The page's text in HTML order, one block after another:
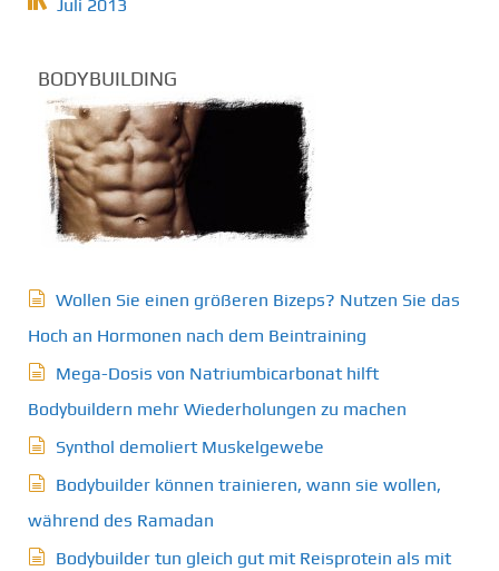
Juli 2013
BODYBUILDING
Wollen Sie einen größeren Bizeps? Nutzen Sie das
Hoch an Hormonen nach dem Beintraining
Mega-Dosis von Natriumbicarbonat hilft
Bodybuildern mehr Wiederholungen zu machen
Synthol demoliert Muskelgewebe
Bodybuilder können trainieren, wann sie wollen,
während des Ramadan
Bodybuilder tun gleich gut mit Reisprotein als mit